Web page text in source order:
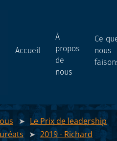
Accueil
À
propos
de
nous
Ce
nous
Le Prix de leadership
2019 - Richard